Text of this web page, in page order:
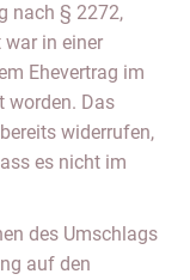
nach § 2272,
war in einer
Ehevertrag im
worden. Das
widerrufen,
es nicht im
des Umschlags
auf den